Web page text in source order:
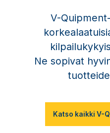
V-
Ne sopivat
Katso kaikki V-